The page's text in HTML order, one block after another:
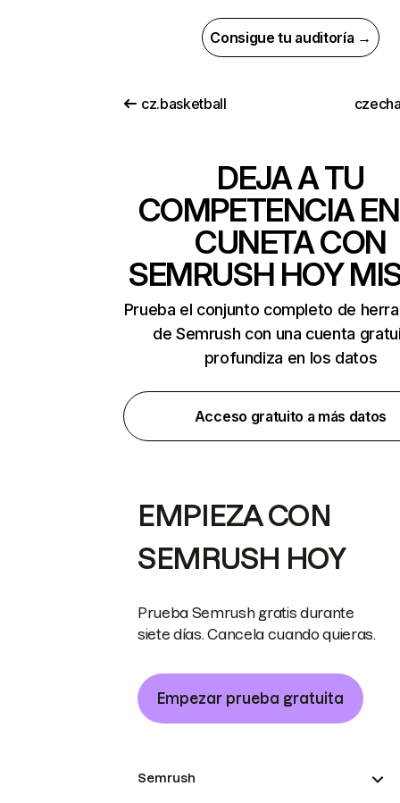
Consigue tu auditoría →
cz.basketball
DEJA A TU
COMPETENCIA
CUNETA CON
SEMRUSH HOY
Prueba el conjunto completo de
de Semrush con una cuenta
profundiza en los datos
Acceso gratuito a más datos
EMPIEZA CON
SEMRUSH HOY
Prueba Semrush gratis durante
siete días. Cancela cuando quieras.
Empezar prueba gratuita
Semrush